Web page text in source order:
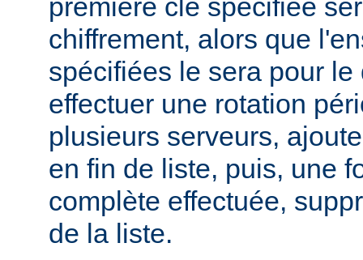
première clé spécifiée
chiffrement, alors que
spécifiées le sera pour
effectuer une rotation
plusieurs serveurs,
en fin de liste, puis, une
complète effectuée,
de la liste.